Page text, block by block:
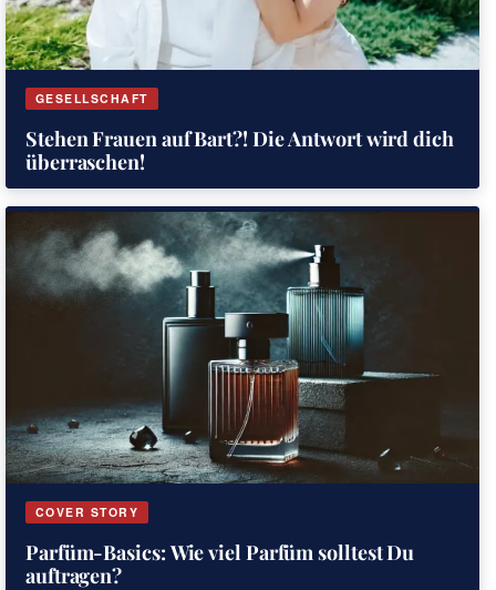
GESELLSCHAFT
Stehen Frauen auf Bart?! Die Antwort wird dich
überraschen!
COVER STORY
Parfüm-Basics: Wie viel Parfüm solltest Du
auftragen?